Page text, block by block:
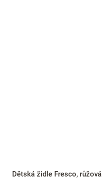
Dětská židle Fresco, růžová